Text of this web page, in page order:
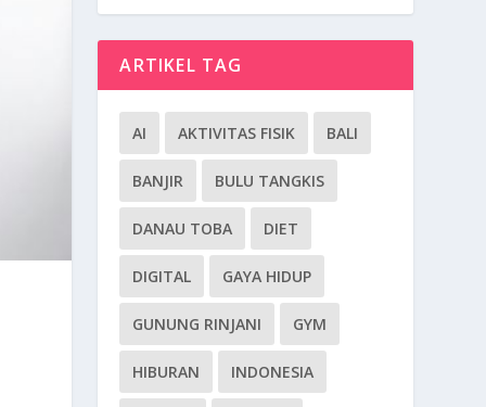
ARTIKEL TAG
AI AKTIVITAS FISIK BALI
BANJIR BULU TANGKIS
DANAU TOBA DIET
DIGITAL GAYA HIDUP
GUNUNG RINJANI GYM
HIBURAN INDONESIA